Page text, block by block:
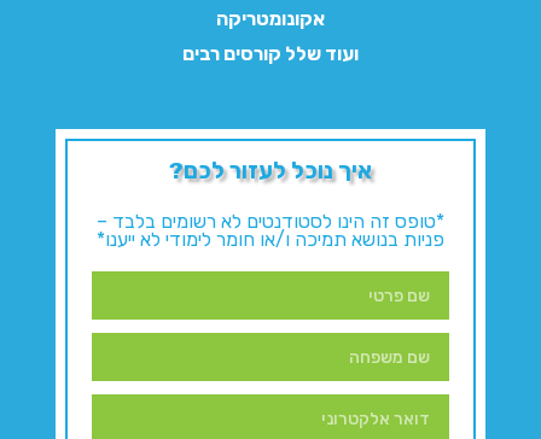
אקונומטריקה
ועוד שלל קורסים רבים
איך נוכל לעזור לכם?
*טופס זה הינו לסטודנטים לא רשומים בלבד –
פניות בנושא תמיכה ו/או חומר לימודי לא ייענו*